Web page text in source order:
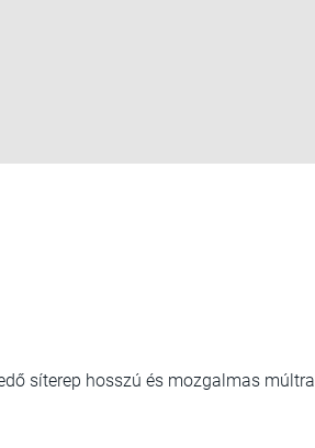
síterep hosszú és mozgalmas múltra